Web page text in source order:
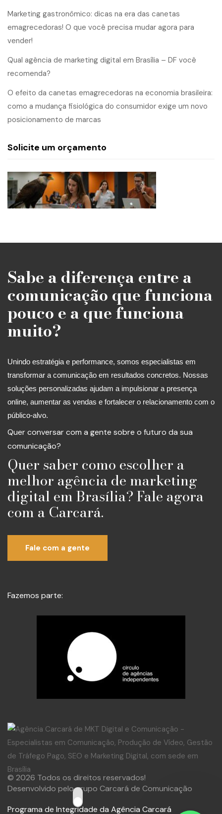
Marketing gastronômico: dicas na era das canetas
emagrecedoras! O que você precisa mudar agora para
vender!
Qual agência de marketing digital em Brasília – DF você
recomenda?
O efeito da canetas emagrecedoras na economia brasileira:
como a mudança fisiológica do consumidor exige um novo
posicionamento de marcas
Solicite um orçamento
Sabe a diferença entre a
comunicação que funciona
pouco e a que funciona
muito?
Unindo estratégia e performance, somos especialistas em
transformar a comunicação em resultados concretos. Nossas
soluções personalizadas ajudam a impulsionar a presença
online, aumentar as vendas e fortalecer o relacionamento com o
público-alvo.
Quer conversar com a gente sobre o futuro da sua
comunicação?
Quer saber como escolher a
melhor agência de marketing
digital em Brasília? Fale agora
com a Carcará.
Fale com a gente
Fazemos parte:
© 2026 Todos os direitos reservados!
Desenvolvido pelo grupo Carcará de Comunicação
Programa de Integridade da Agência Carcará